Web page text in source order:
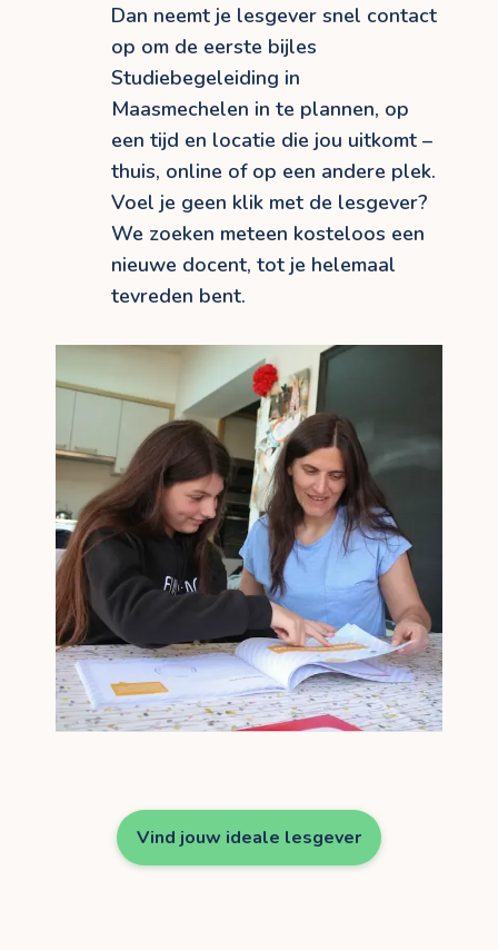
Dan neemt je lesgever snel contact
op om de eerste bijles
Studiebegeleiding in
Maasmechelen in te plannen, op
een tijd en locatie die jou uitkomt –
thuis, online of op een andere plek.
Voel je geen klik met de lesgever?
We zoeken meteen kosteloos een
nieuwe docent, tot je helemaal
tevreden bent.
Vind jouw ideale lesgever